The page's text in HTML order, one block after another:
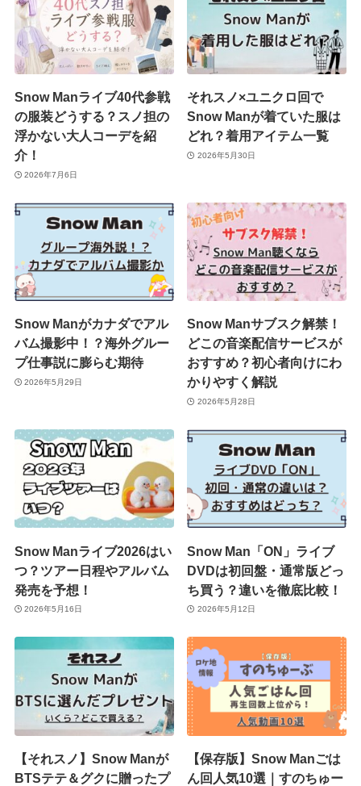
Snow Manライブ40代参戦
の服装どうする？スノ担の
浮かない大人コーデを紹
介！
2026年7月6日
それスノ×ユニクロ回で
Snow Manが着ていた服は
どれ？着用アイテム一覧
2026年5月30日
Snow Manがカナダでアル
バム撮影中！？海外グルー
プ仕事説に膨らむ期待
2026年5月29日
Snow Manサブスク解禁！
どこの音楽配信サービスが
おすすめ？初心者向けにわ
かりやすく解説
2026年5月28日
Snow Manライブ2026はい
つ？ツアー日程やアルバム
発売を予想！
2026年5月16日
Snow Man「ON」ライブ
DVDは初回盤・通常版どっ
ち買う？違いを徹底比較！
2026年5月12日
【それスノ】Snow Manが
BTSテテ＆グクに贈ったプ
【保存版】Snow Manごは
ん回人気10選｜すのちゅー